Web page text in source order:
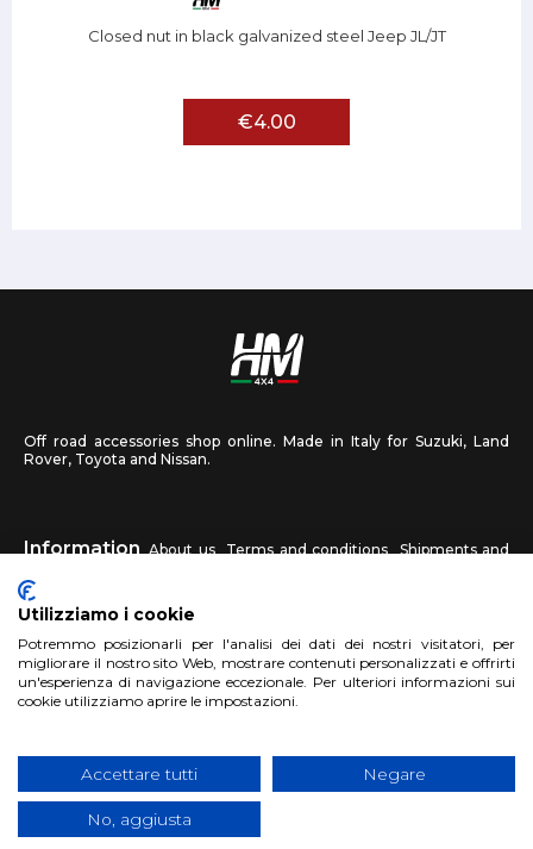
Closed nut in black galvanized steel Jeep JL/JT
€4.00
Off road accessories shop online. Made in Italy for Suzuki, Land
Rover, Toyota and Nissan.
Information About us Terms and conditions
Shipments and
returns
HM4X4 FAQ Affiliated workshop Send us a photo
Account Sign up
Copyright 2017 HM4x4 Nuova Luce di Rosa Limuti
number 06946260822
| privacy cookies policy
Utilizziamo i cookie
Potremmo posizionarli per l'analisi dei dati dei nostri visitatori, per
migliorare il nostro sito Web, mostrare contenuti personalizzati e offrirti
un'esperienza di navigazione eccezionale. Per ulteriori informazioni sui
cookie utilizziamo aprire le impostazioni.
Accettare tutti Negare
No, aggiusta